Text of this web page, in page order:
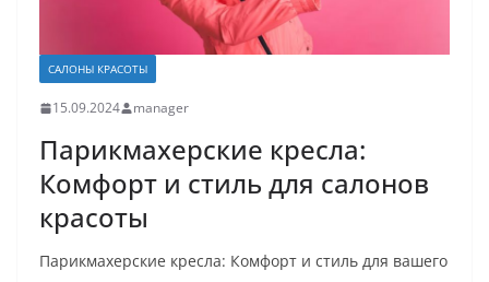
САЛОНЫ КРАСОТЫ
15.09.2024 manager
Парикмахерские кресла:
Комфорт и стиль для салонов
красоты
Парикмахерские кресла: Комфорт и стиль для вашего